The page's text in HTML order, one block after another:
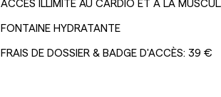
ACCÈS ILLIMITÉ AU CARDIO ET A LA
FONTAINE HYDRATANTE
FRAIS DE DOSSIER & BADGE D'ACCÈS: 39 €